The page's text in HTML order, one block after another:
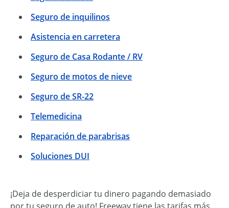
Seguro de inquilinos
Asistencia en carretera
Seguro de Casa Rodante / RV
Seguro de motos de nieve
Seguro de SR-22
Telemedicina
Reparación de parabrisas
Soluciones DUI
¡Deja de desperdiciar tu dinero pagando demasiado